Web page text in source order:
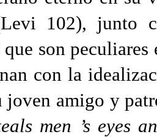
102), junto
son peculiares
con la
joven amigo y
men ’s eyes